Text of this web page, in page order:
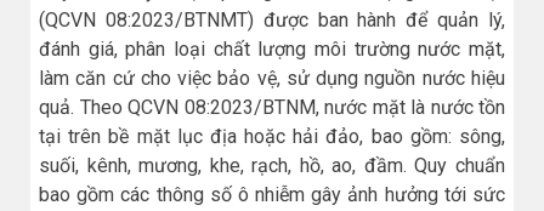
(QCVN 08:2023/BTNMT) được ban hành để quản lý,
đánh giá, phân loại chất lượng môi trường nước mặt,
làm căn cứ cho việc bảo vệ, sử dụng nguồn nước hiệu
quả. Theo QCVN 08:2023/BTNM, nước mặt là nước tồn
tại trên bề mặt lục địa hoặc hải đảo, bao gồm: sông,
suối, kênh, mương, khe, rạch, hồ, ao, đầm. Quy chuẩn
bao gồm các thông số ô nhiễm gây ảnh hưởng tới sức